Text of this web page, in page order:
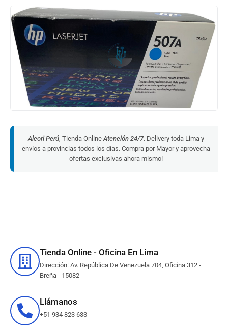
Alcori Perú, Tienda OnlineAtención 24/7. Delivery toda Lima y
envíos a provincias todos los días. Compra por Mayor y aprovecha
ofertas exclusivas ahora mismo!
Tienda Online - Oficina En Lima
Dirección: Av. República De Venezuela 704, Oficina 312 -
Breña - 15082
Llámanos
+51 934 823 633